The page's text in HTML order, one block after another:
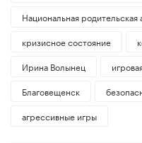
Национальная родительская
кризисное состояние
Ирина Волынец
Благовещенск
агрессивные игры